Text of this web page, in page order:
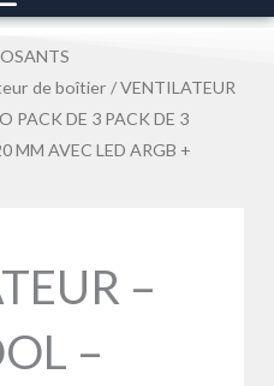
de boîtier / VENTILATEUR
PACK DE 3 PACK DE 3
MM AVEC LED ARGB +
–
–